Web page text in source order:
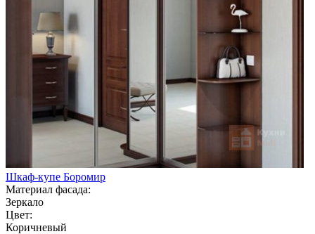
Шкаф-купе Боромир
Материал фасада:
Зеркало
Цвет:
Коричневый